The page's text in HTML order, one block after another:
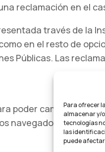
Para ofrecer
almacenar y/
tecnologías
las
puede
reclamación en el
través de la
en el resto de
Públicas. Las
poder cambiar el
navegadores.